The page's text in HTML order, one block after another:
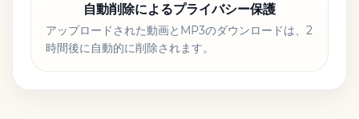
自動削除によるプライバシー保護
アップロードされた動画とMP3のダウンロードは、2
時間後に自動的に削除されます。